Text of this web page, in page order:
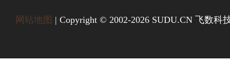
网站地图 | Copyright © 2002-2026 SUDU.CN 飞数科